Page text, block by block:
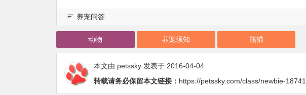
养宠问答
动物 养宠须知 熊猫
本文由 petssky 发表于 2016-04-04
转载请务必保留本文链接： https://petssky.com/class/newbie-18741